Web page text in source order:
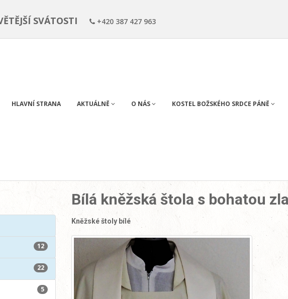
SVÁTOSTI +420 387 427 963
HLAVNÍ STRANA AKTUÁLNĚ O NÁS KOSTEL BOŽSKÉHO SRDCE PÁNĚ
12
22
5
Bílá kněžská štola s bohatou
Kněžské štoly bílé